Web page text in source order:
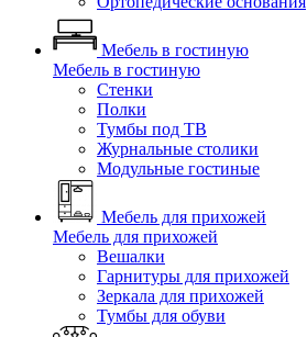
Мебель в гостиную
Мебель в гостиную
Стенки
Полки
Тумбы под ТВ
Журнальные столики
Модульные гостиные
Мебель для прихожей
Мебель для прихожей
Вешалки
Гарнитуры для прихожей
Зеркала для прихожей
Тумбы для обуви